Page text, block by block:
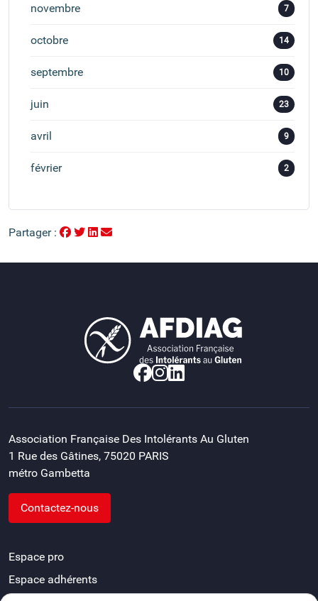
novembre 7
octobre 14
septembre 10
juin 23
avril 9
février 2
Partager :
Association Française Des Intolérants Au Gluten
1 Rue des Gâtines, 75020 PARIS
métro Gambetta
Contactez-nous
Espace pro
Espace adhérents